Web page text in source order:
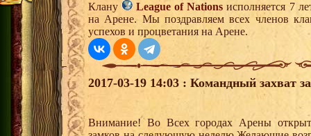
Клану League of Nations исполняется 7
на Арене. Мы поздравляем всех членов
успехов и процветания на Арене.
2017-03-19 14:03 : Командный захват
Внимание! Во Всех городах Арены